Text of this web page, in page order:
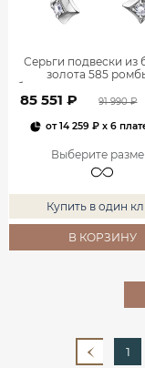
Серьги подвески из
золота 585
бриллиантами
85 551 ₽ 91 990 ₽
от14 259 ₽ x 6
Выберите
Купить в один
В КОРЗИНУ
1